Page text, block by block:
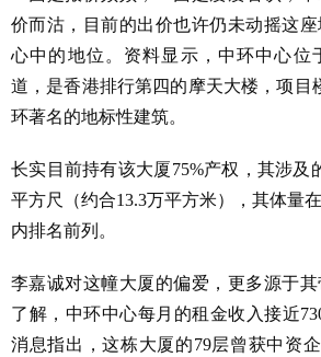
价而沽，目前的出价也许仍未动摇这
心中的地位。资料显示，中环中心位
道，是香港排行第四的摩天大楼，项目
环著名的地标性建筑。
长实目前持有该大厦75%产权，其涉及
平方尺（约合13.3万平方米），其体量
内排名前列。
李嘉诚对这幢大厦的偏爱，更多源于
了解，中环中心每月的租金收入接近
消息指出，这栋大厦的79层曾获中资